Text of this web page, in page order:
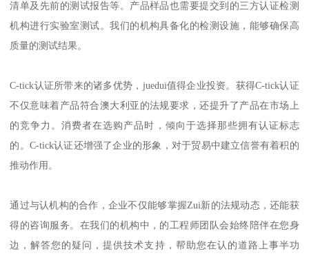
清单及先前的测试报告等。产品样品也需要提交到的三方认证检测
机构进行实验室测试。我们的机构具备化的检测设施，能够确保高
质量的测试结果。
C-tick认证所带来的诸多优势，juedui值得企业投资。获得C-tick认证
不仅意味着产品符合澳大利亚的法规要求，还提升了产品在市场上
的竞争力。消费者在选购产品时，倾向于选择那些拥有认证标志
的。C-tick认证还增强了企业的形象，对于贸易中建立信誉有着积的
推动作用。
通过与认机构的合作，企业不仅能够掌握Zui新的法规动态，还能获
得的咨询服务。在我们的机构中，的工程师团队会始终陪伴在您身
边，解答您的疑问，提供技术支持，帮助您在认的道路上事半功